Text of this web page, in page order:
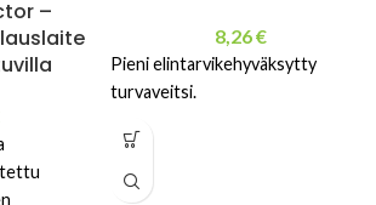
–
8,26€
Pieni elintarvikehyväksytty
turvaveitsi.